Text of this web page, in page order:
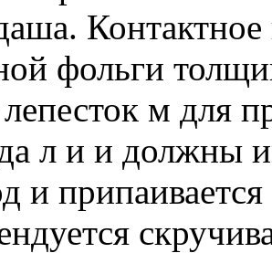
Контактное
фольги
м для
л и и должны
и